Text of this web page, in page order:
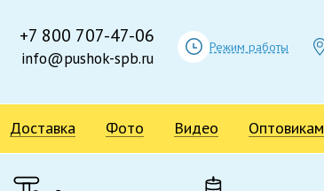
+7 800 707-47-06
info@pushok-spb.ru
Режим работы
Доставка Фото Видео Оптовикам